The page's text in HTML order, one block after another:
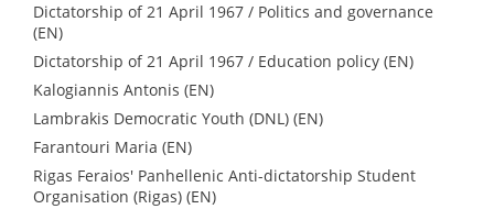
Dictatorship of 21 April 1967 / Politics and governance
(EN)
Dictatorship of 21 April 1967 / Education policy (EN)
Kalogiannis Antonis (EN)
Lambrakis Democratic Youth (DNL) (EN)
Farantouri Maria (EN)
Rigas Feraios' Panhellenic Anti-dictatorship Student
Organisation (Rigas) (EN)